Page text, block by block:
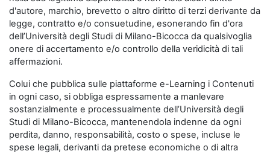
d'autore, marchio, brevetto o altro diritto di terzi derivante da
legge, contratto e/o consuetudine, esonerando fin d'ora
dell’Università degli Studi di Milano-Bicocca da qualsivoglia
onere di accertamento e/o controllo della veridicità di tali
affermazioni.
Colui che pubblica sulle piattaforme e-Learning i Contenuti
in ogni caso, si obbliga espressamente a manlevare
sostanzialmente e processualmente dell’Università degli
Studi di Milano-Bicocca, mantenendola indenne da ogni
perdita, danno, responsabilità, costo o spese, incluse le
spese legali, derivanti da pretese economiche o di altra